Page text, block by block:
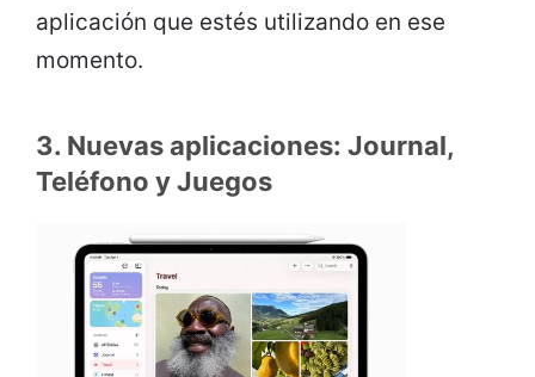
aplicación que estés utilizando en ese
momento.
3. Nuevas aplicaciones: Journal,
Teléfono y Juegos